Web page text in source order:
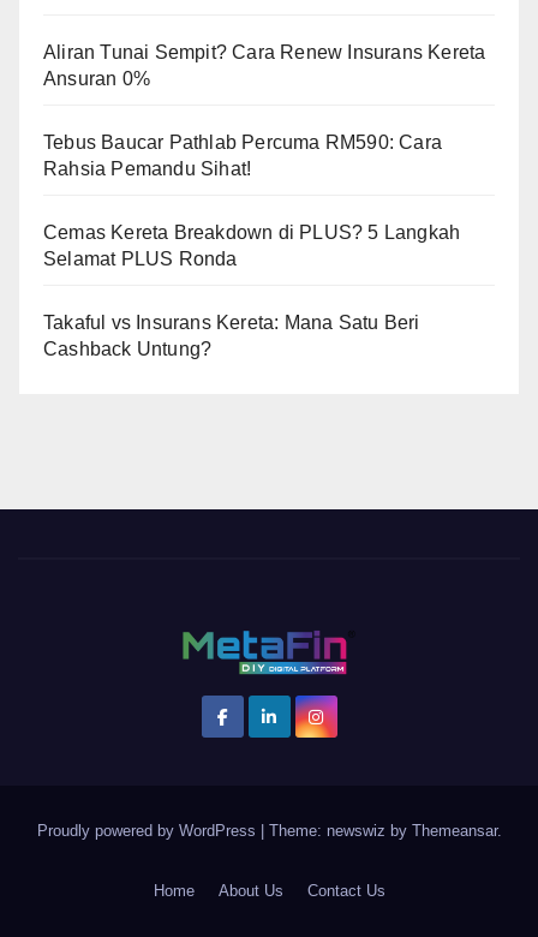
Aliran Tunai Sempit? Cara Renew Insurans Kereta
Ansuran 0%
Tebus Baucar Pathlab Percuma RM590: Cara
Rahsia Pemandu Sihat!
Cemas Kereta Breakdown di PLUS? 5 Langkah
Selamat PLUS Ronda
Takaful vs Insurans Kereta: Mana Satu Beri
Cashback Untung?
Proudly powered by WordPress Theme: newswiz by Themeansar.
Home About Us Contact Us